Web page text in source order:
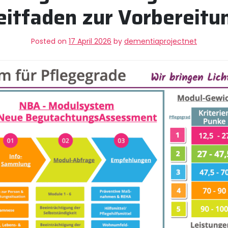
zur
Posted on 17 April 2026 by dementiaprojectnet